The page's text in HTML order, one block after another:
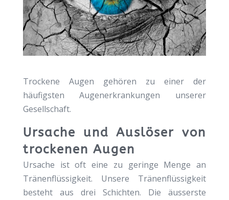
Trockene Augen gehören zu einer der
häufigsten Augenerkrankungen unserer
Gesellschaft.
Ursache und Auslöser von
trockenen Augen
Ursache ist oft eine zu geringe Menge an
Tränenflüssigkeit. Unsere Tränenflüssigkeit
besteht aus drei Schichten. Die äusserste